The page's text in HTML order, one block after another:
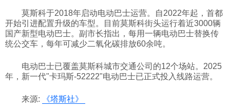
社会
文化
历史
体育
莫斯科于2018年启动电动巴士运营。自2022年起，首都
开始引进配置升级的车型。目前莫斯科街头运行着近3000辆
国产新型电动巴士。副市长指出，每用一辆电动巴士替换传
统公交车，每年可减少二氧化碳排放60余吨。
电动巴士已覆盖莫斯科城市交通公司的12个场站。2025
年，新一代"卡玛斯-52222"电动巴士已正式投入线路运营。
来源: 《塔斯社》